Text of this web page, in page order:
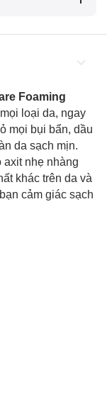
Foaming
loại da, ngay
mọi bụi bẩn, dầu
da sạch mịn.
nhẹ nhàng
khác trên da và
cảm giác sạch